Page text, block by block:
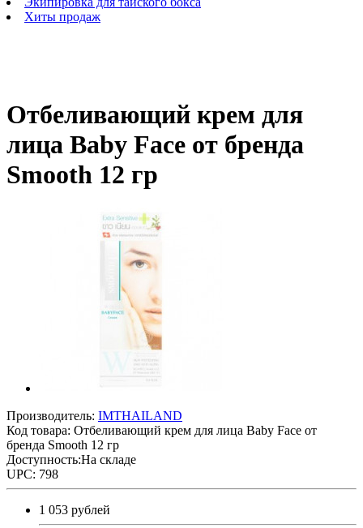
Хиты продаж
Отбеливающий крем для
лица Baby Face от бренда
Smooth 12 гр
Производитель: IMTHAILAND
Код товара: Отбеливающий крем для лица Baby Face от
бренда Smooth 12 гр
Доступность:На складе
UPC: 798
1 053 рублей